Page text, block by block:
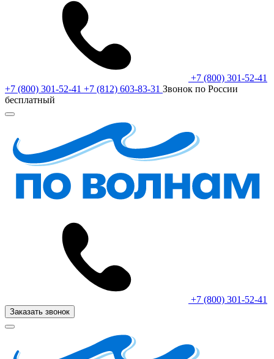
+7 (800) 301-52-41
+7 (800) 301-52-41 +7 (812) 603-83-31 Звонок по России
бесплатный
+7 (800) 301-52-41
Заказать звонок